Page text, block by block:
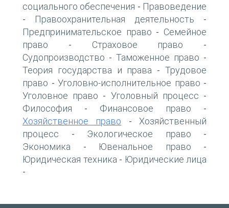
социального обеспечения - Правоведение
- Правоохранительная деятельность -
Предпринимательское право - Семейное
право - Страховое право -
Судопроизводство - Таможенное право -
Теория государства и права -Трудовое
право - Уголовно-исполнительное право -
Уголовное право - Уголовный процесс -
Философия - Финансовое право -
Хозяйственное право -Хозяйственный
процесс - Экологическое право -
Экономика - Ювенальное право -
Юридическая техника - Юридические лица
-